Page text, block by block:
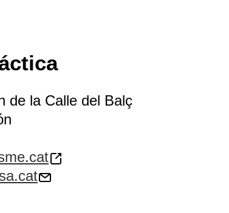
de la Calle del Balç